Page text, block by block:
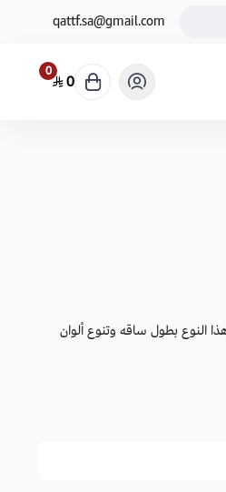
qattf.sa@gmail.com
0
0
النوع بطول ساقه وتنوع ألوان